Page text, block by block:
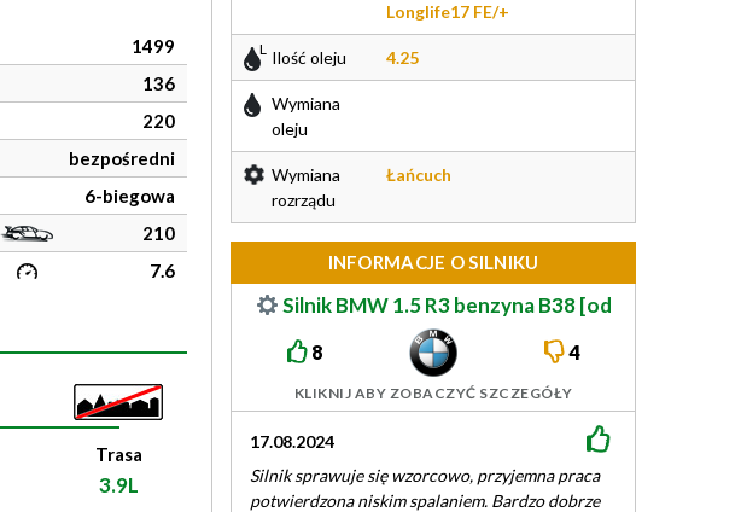
1499
136
220
bezpośredni
6-biegowa
210
7.6
Trasa
3.9L
Longlife17 FE/+
Ilość oleju 4.25
Wymiana
oleju
Wymiana
rozrządu
Łańcuch
INFORMACJE O SILNIKU
Silnik BMW 1.5 R3 benzyna B38 [od
2014]
8 4
KLIKNIJ ABY ZOBACZYĆ SZCZEGÓŁY
17.08.2024
Silnik sprawuje się wzorcowo, przyjemna praca
potwierdzona niskim spalaniem. Bardzo dobrze